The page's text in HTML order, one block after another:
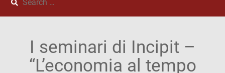
Scienze
IL
I seminari di Incipit –
“L’economia al tempo